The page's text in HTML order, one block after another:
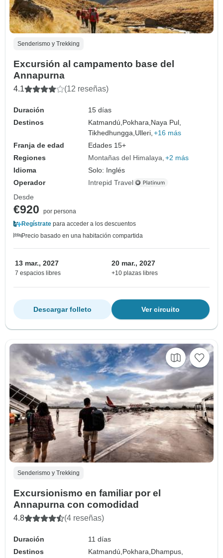
Senderismo y Trekking
Excursión al campamento base del
Annapurna
4.1 (12 reseñas)
Duración
15 días
Destinos
Katmandú, Pokhara, Naya Pul,
Tikhedhungga, Ulleri, +16 más
Franja de edad
Edades 15+
Regiones
Montañas del Himalaya +2 más
Idioma
Solo: Inglés
Operador
Intrepid Travel
Desde
€920
por persona
Regístrate para acceder a los descuentos
Precio basado en una habitación compartida
13 mar., 2027
7 espacios libres
20 mar., 2027
+10 plazas libres
Ver circuito
Descargar folleto
Senderismo y Trekking
Excursionismo en familiar por el
Annapurna con comodidad
4.8 (4 reseñas)
Duración
11 días
Destinos
Katmandú, Pokhara, Dhampus,